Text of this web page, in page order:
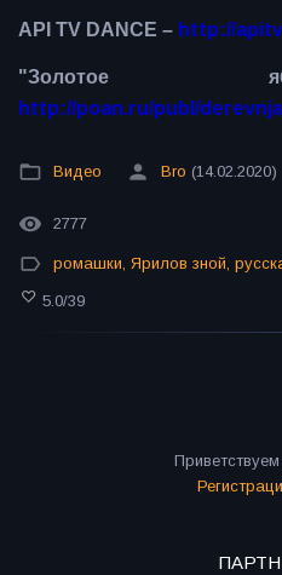
API TV DANCE – http://
"Золотое
http://poan.ru/publ/
Видео Bro (14.02.2020)
2777
ромашки, Ярилов зной,
5.0/39